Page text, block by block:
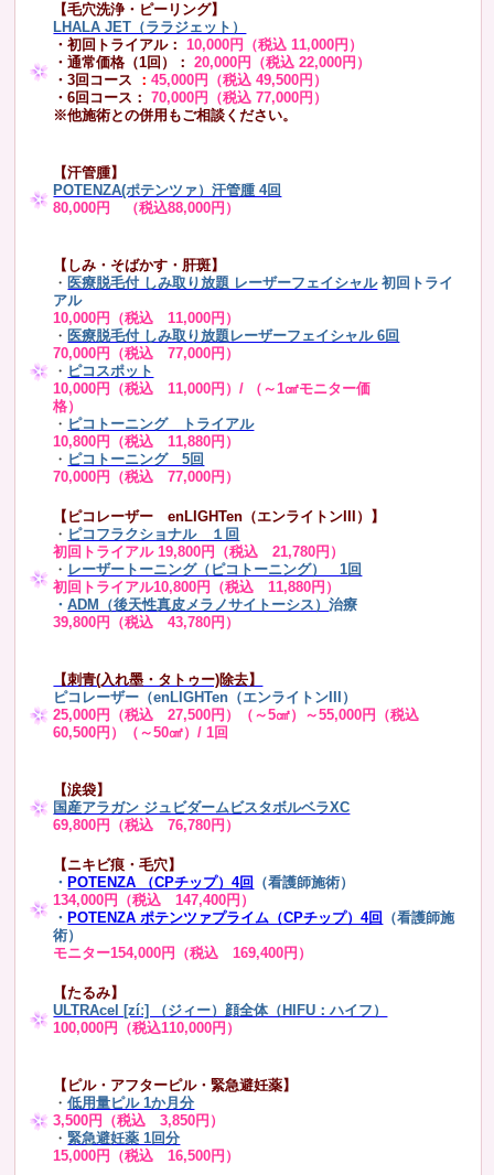
【毛穴洗浄・ピーリング】
LHALA JET（ララジェット）
・初回トライアル：10,000円（税込 11,000円）
・通常価格（1回）：
20,000円（税込 22,000円）
・3回コース ：45,000円（税込 49,500円）
・6回コース：
70,000円（税込 77,000円）
※他施術との併用もご相談ください。
【汗管腫】
POTENZA(ポテンツァ）汗管腫 4回
80,000円 （税込88,000円）
【しみ・そばかす・肝斑】
・ 医療脱毛付 しみ取り放題 レーザーフェイシャル 初回トライ
アル
10,000円（税込 11,000円）
・ 医療脱毛付 しみ取り放題レーザーフェイシャル 6回
70,000円（税込 77,000円）
・ ピコスポット
10,000円（税込 11,000円）/ （～1㎠モニター価
格）
・ ピコトーニング トライアル
10,800円（税込 11,880円）
・ ピコトーニング 5回
70,000円（税込 77,000円）
【ピコレーザー enLIGHTen（エンライトンIII）】
・ ピコフラクショナル １回
初回トライアル 19,800円（税込 21,780円）
・ レーザートーニング（ピコトーニング） 1回
初回トライアル10,800円（税込 11,880円）
・ADM（後天性真皮メラノサイトーシス）治療
39,800円（税込 43,780円）
【刺青(入れ墨・タトゥー)除去】
ピコレーザー（enLIGHTen（エンライトンIII）
25,000円（税込 27,500円）（～5㎠）～55,000円（税込
60,500円）（～50㎠）/ 1回
【涙袋】
国産アラガン ジュビダームビスタボルベラXC
69,800円（税込 76,780円）
【ニキビ痕・毛穴】
・ POTENZA （CPチップ）4回
（看護師施術）
134,000円（税込 147,400円）
・ POTENZA ポテンツァプライム（CPチップ）4回
（看護師施
術）
モニター154,000円（税込 169,400円）
【たるみ】
ULTRAcel [zíː] （ジィー）顔全体（HIFU：ハイフ）
100,000円（税込110,000円）
【ピル・アフターピル・緊急避妊薬】
・低用量ピル 1か月分
3,500円（税込 3,850円）
・緊急避妊薬 1回分
15,000円（税込 16,500円）